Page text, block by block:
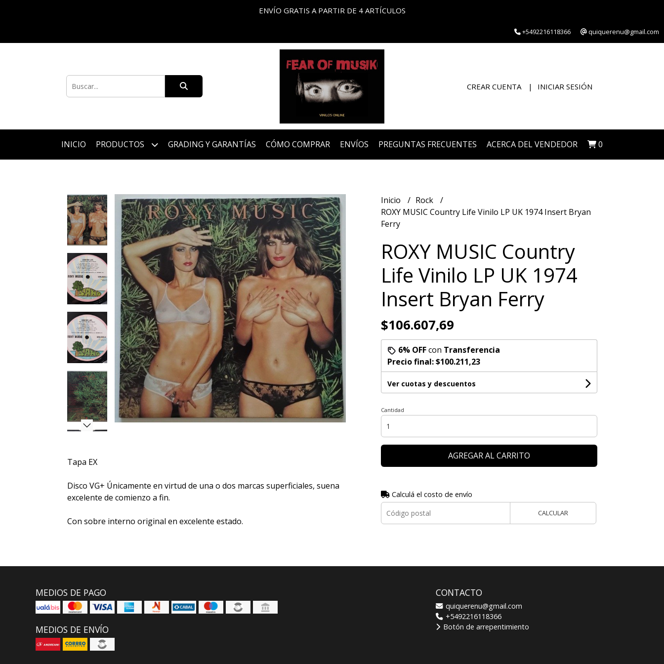
ENVÍO GRATIS A PARTIR DE 4 ARTÍCULOS
+5492216118366 quiquerenu@gmail.com
CREAR CUENTA INICIAR SESIÓN
INICIO PRODUCTOS GRADING Y GARANTÍAS CÓMO COMPRAR ENVÍOS PREGUNTAS FRECUENTES ACERCA DEL VENDEDOR 0
Tapa EX
Disco VG+ Únicamente en virtud de una o dos marcas superficiales, suena
excelente de comienzo a fin.
Con sobre interno original en excelente estado.
Inicio
Rock
ROXY MUSIC Country Life Vinilo LP UK 1974 Insert Bryan
Ferry
ROXY MUSIC Country
Life Vinilo LP UK 1974
Insert Bryan Ferry
$106.607,69
6% OFFcon Transferencia
Precio final:$100.211,23
Ver cuotas y descuentos
Cantidad
AGREGAR AL CARRITO
Calculá el costo de envío
CALCULAR
MEDIOS DE PAGO
MEDIOS DE ENVÍO
CONTACTO
quiquerenu@gmail.com
+5492216118366
Botón de arrepentimiento